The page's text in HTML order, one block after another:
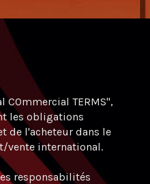
TERMS",
les obligations
de l'acheteur dans le
vente international.
responsabilités